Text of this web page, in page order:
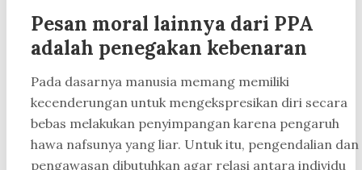
Pesan moral lainnya dari PPA
adalah penegakan kebenaran
Pada dasarnya manusia memang memiliki
kecenderungan untuk mengekspresikan diri secara
bebas melakukan penyimpangan karena pengaruh
hawa nafsunya yang liar. Untuk itu, pengendalian dan
pengawasan dibutuhkan agar relasi antara individu